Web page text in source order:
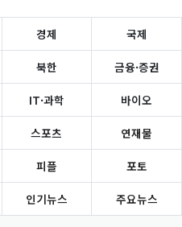
경제 국제
북한 금융·증권
IT·과학 바이오
스포츠 연재물
피플 포토
인기뉴스 주요뉴스